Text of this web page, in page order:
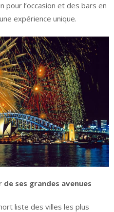
pour l’occasion et des bars en
expérience unique.
de ses grandes avenues
liste des villes les plus